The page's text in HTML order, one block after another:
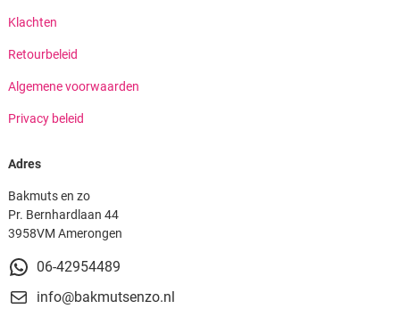
Klachten
Retourbeleid
Algemene voorwaarden
Privacy beleid
Adres
Bakmuts en zo
Pr. Bernhardlaan 44
3958VM Amerongen
06-42954489
info@bakmutsenzo.nl